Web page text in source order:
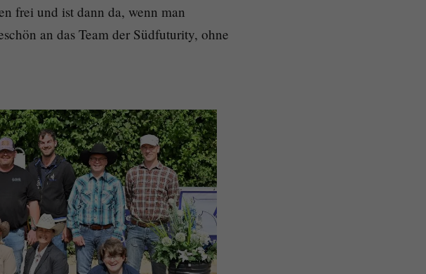
frei und ist dann da, wenn man
an das Team der Südfuturity, ohne